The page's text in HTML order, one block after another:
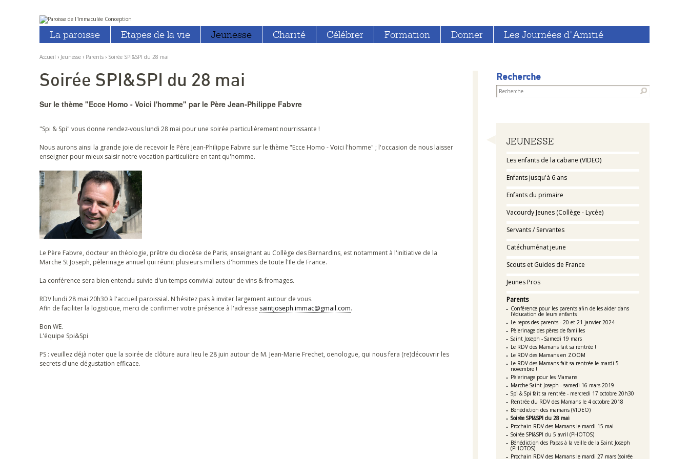
Aller
au
contenu.
à
Outils
personnels
La paroisse Etapes de la vie Jeunesse Charité Célébrer Formation Donner Les Journées d'Amitié
Accueil › Jeunesse › Parents › Soirée SPI&SPI du 28 mai
Recherche
Navigation
JEUNESSE
Les enfants de la cabane (VIDEO)
Enfants jusqu'à 6 ans
Enfants du primaire
Vacourdy Jeunes (Collège - Lycée)
Servants / Servantes
Catéchuménat jeune
Scouts et Guides de France
Jeunes Pros
Parents
Conférence pour les parents afin de les aider dans
l'éducation de leurs enfants
Le repos des parents - 20 et 21 janvier 2024
Pèlerinage des pères de familles
Saint Joseph - Samedi 19 mars
Le RDV des Mamans fait sa rentrée !
Le RDV des Mamans en ZOOM
Le RDV des Mamans fait sa rentrée le mardi 5
novembre !
Pèlerinage pour les Mamans
Marche Saint Joseph - samedi 16 mars 2019
Spi & Spi fait sa rentrée - mercredi 17 octobre 20h30
Rentrée du RDV des Mamans le 4 octobre 2018
Bénédiction des mamans (VIDEO)
Soirée SPI&SPI du 28 mai
Prochain RDV des Mamans le mardi 15 mai
Soirée SPI&SPI du 5 avril (PHOTOS)
Bénédiction des Papas à la veille de la Saint Joseph
(PHOTOS)
Prochain RDV des Mamans le mardi 27 mars (soirée
Soirée SPI&SPI du 28 mai
Sur le thème "Ecce Homo - Voici l'homme" par le Père Jean-Philippe Fabvre
"Spi & Spi" vous donne rendez-vous lundi 28 mai pour une soirée particulièrement nourrissante !
Nous aurons ainsi la grande joie de recevoir le Père Jean-Philippe Fabvre sur le thème "Ecce Homo - Voici l'homme" ; l'occasion de nous laisser
enseigner pour mieux saisir notre vocation particulière en tant qu'homme.
Le Père Fabvre, docteur en théologie, prêtre du diocèse de Paris, enseignant au Collège des Bernardins, est notamment à l'initiative de la
Marche St Joseph, pèlerinage annuel qui réunit plusieurs milliers d'hommes de toute l'Ile de France.
La conférence sera bien entendu suivie d'un temps convivial autour de vins & fromages.
RDV lundi 28 mai 20h30 à l'accueil paroissial. N'hésitez pas à inviter largement autour de vous.
Afin de faciliter la logistique, merci de confirmer votre présence à l'adresse saintjoseph.immac@gmail.com.
Bon WE.
L'équipe Spi&Spi
PS : veuillez déjà noter que la soirée de clôture aura lieu le 28 juin autour de M. Jean-Marie Frechet, oenologue, qui nous fera (re)découvrir les
secrets d'une dégustation efficace.